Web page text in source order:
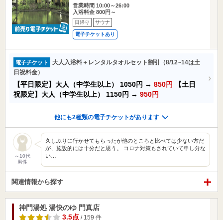
営業時間 10:00～26:00
入浴料金 800円～
日帰り サウナ
電子チケットあり
電子チケット
大人入浴料＋レンタルタオルセット割引（8/12~14は土
日祝料金）
【平日限定】大人（中学生以上） 1050円 → 850円
【土日
祝限定】大人（中学生以上） 1150円 → 950円
他にも2種類の電子チケットがあります
～10代
男性
久しぶりに行かせてもらったが他のところと比べては少ない方だ
が、施設的には十分だと思う。 コロナ対策もされていて申し分な
い…
関連情報から探す
神門湯処 湯快のゆ 門真店
3.5点 / 159 件